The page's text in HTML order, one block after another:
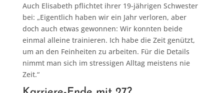
Auch Elisabeth pflichtet ihrer 19-jährigen Schwester
bei: „Eigentlich haben wir ein Jahr verloren, aber
doch auch etwas gewonnen: Wir konnten beide
einmal alleine trainieren. Ich habe die Zeit genützt,
um an den Feinheiten zu arbeiten. Für die Details
nimmt man sich im stressigen Alltag meistens nie
Zeit.“